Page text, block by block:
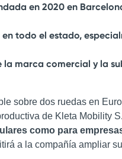
en 2020 en
todo el estado,
marca comercial y la
sobre dos ruedas en
de Kleta Mobility
como para
a la compañía ampliar